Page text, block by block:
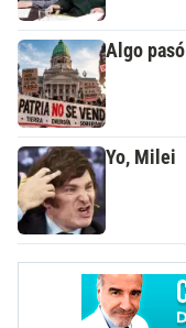
Algo pasó
Yo, Milei